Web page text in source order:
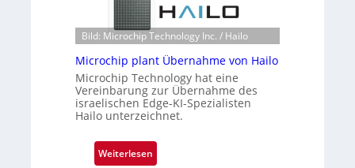
n
e
ü
b
e
r
m
Bild: Microchip Technology Inc. / Hailo
Microchip plant Übernahme von Hailo
Microchip Technology hat eine
Vereinbarung zur Übernahme des
israelischen Edge-KI-Spezialisten
Hailo unterzeichnet.
Weiterlesen: